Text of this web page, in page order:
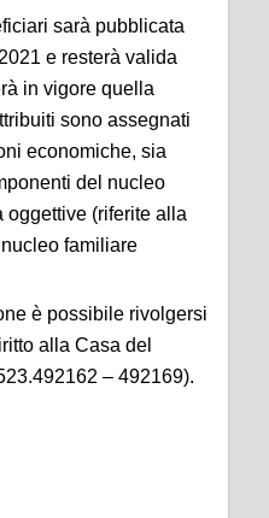
sarà pubblicata
e resterà valida
in vigore quella
sono assegnati
economiche, sia
del nucleo
oggettive (riferite alla
familiare
è possibile rivolgersi
alla Casa del
– 492169).